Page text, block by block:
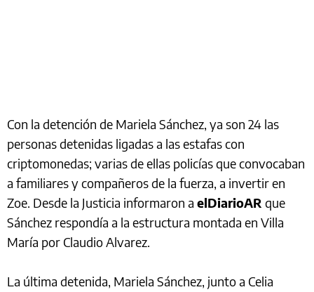
Con la detención de Mariela Sánchez, ya son 24 las
personas detenidas ligadas a las estafas con
criptomonedas; varias de ellas policías que convocaban
a familiares y compañeros de la fuerza, a invertir en
Zoe. Desde la Justicia informaron a elDiarioAR que
Sánchez respondía a la estructura montada en Villa
María por Claudio Alvarez.
La última detenida, Mariela Sánchez, junto a Celia